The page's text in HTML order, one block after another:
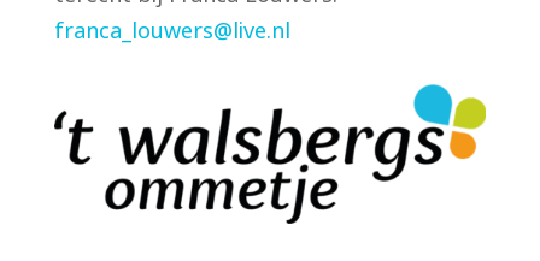
franca_louwers@live.nl